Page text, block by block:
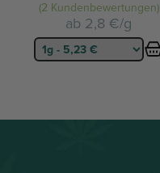
(2 Kundenbewertungen)
ab 2,8 €/g